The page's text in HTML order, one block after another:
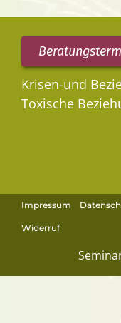
Krisen-und
Toxische
Impressum
Widerruf